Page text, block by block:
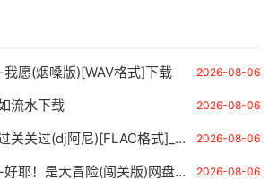
2026-08-06
愿(烟嗓版)[WAV格式]下载
2026-08-06
流水下载
2026-08-06
过(dj阿尼)[FLAC格式]_百度网盘下载
2026-08-06
耶！是大冒险(闯关版)网盘下载